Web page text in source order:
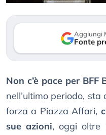
Aggiungi
Fonte
Non c’è pace per BFF
nell’ultimo periodo,
forza a Piazza Affari,
sue azioni, oggi oltre